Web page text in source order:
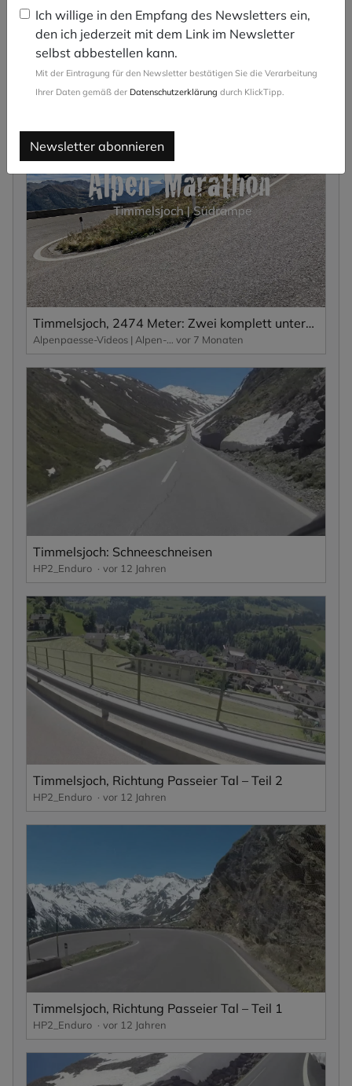
Timmelsjoch, 2474 Meter: Zwei komplett unterschiedliche Rampen – kurvig, steil, atemberaubend und teuer ...
Alpenpaesse-Videos | Alpen-Marathon vor 7 Monaten
Timmelsjoch: Schneeschneisen
HP2_Enduro vor 12 Jahren
Timmelsjoch, Richtung Passeier Tal – Teil 2
HP2_Enduro vor 12 Jahren
Timmelsjoch, Richtung Passeier Tal – Teil 1
HP2_Enduro vor 12 Jahren
Ich willige in den Empfang des Newsletters ein,
den ich jederzeit mit dem Link im Newsletter
selbst abbestellen kann.
Mit der Eintragung für den Newsletter bestätigen Sie die Verarbeitung
Ihrer Daten gemäß der Datenschutzerklärung durch KlickTipp.
Newsletter abonnieren